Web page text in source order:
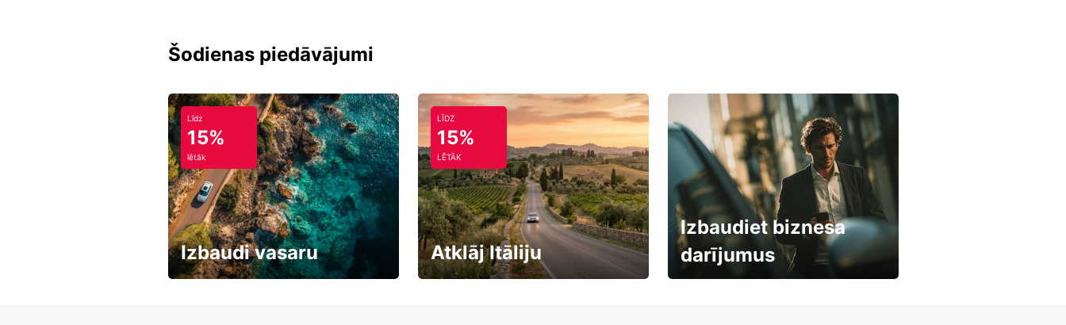
Šodienas piedāvājumi
Līdz
15%
lētāk
Izbaudi vasaru
LĪDZ
15%
LĒTĀK
Atklāj Itāliju
Izbaudiet biznesa
darījumus